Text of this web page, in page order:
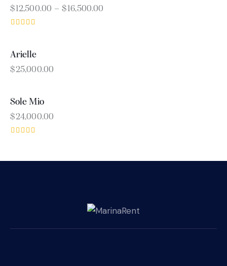
$12,500.00 –$16,500.00
out of 5
OUT OF STOCK
Arielle
$25,000.00
Sole Mio
$24,000.00